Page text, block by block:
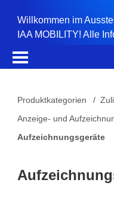
Willkommen im
IAA MOBILITY! Alle
Produktkategorien
Anzeige- und
Aufzeichnungsgeräte